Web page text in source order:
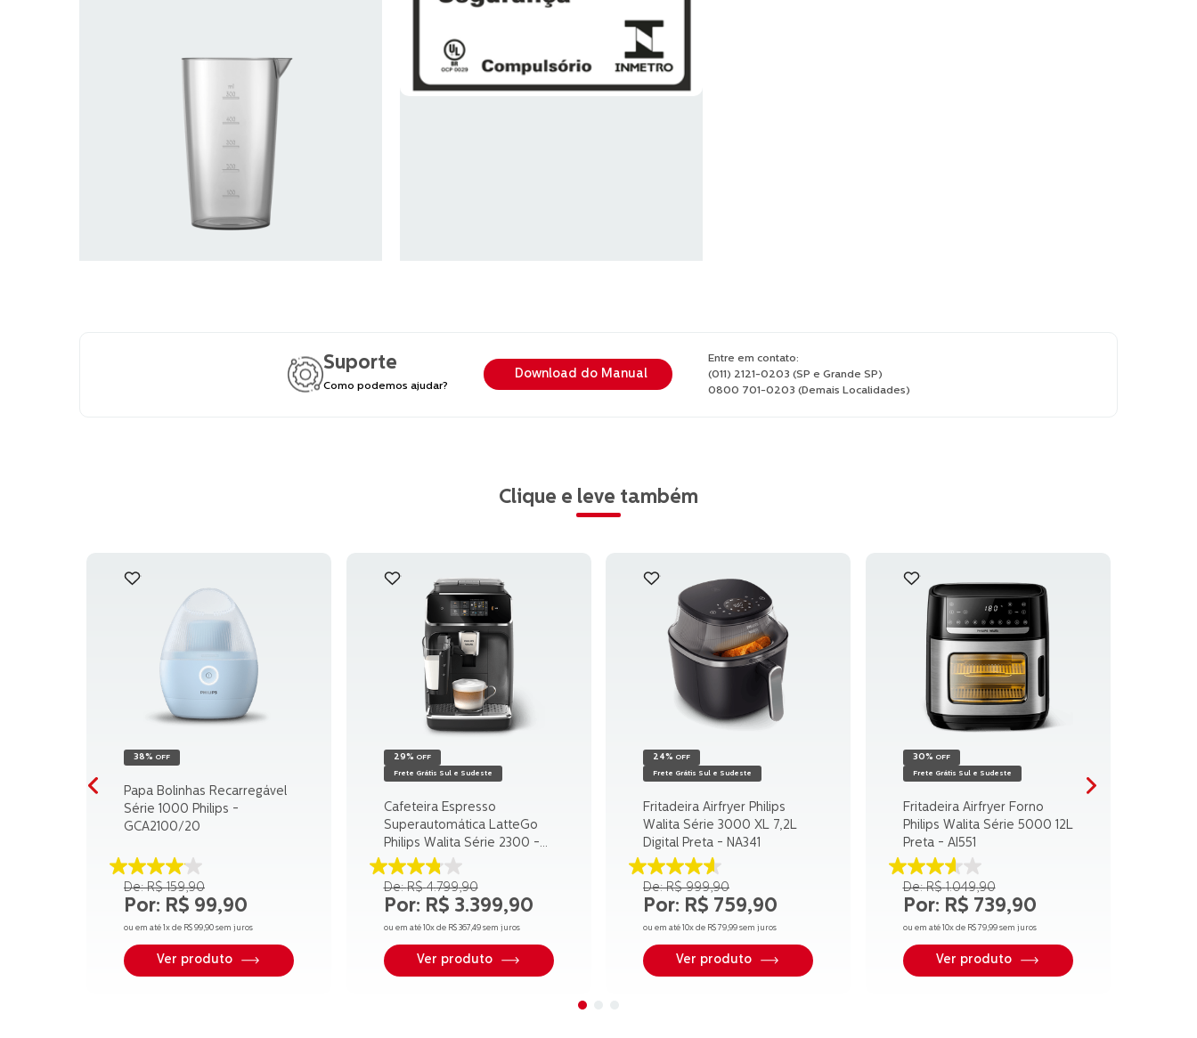
Suporte
Como podemos ajudar?
Download do Manual
Entre em contato:
(011) 2121-0203 (SP e Grande SP)
0800 701-0203 (Demais Localidades)
Clique e leve também
38% OFF
Papa Bolinhas Recarregável
Série 1000 Philips -
GCA2100/20
4.1
de
5
estrelas.
avaliações
R$ 159,90
R$ 99,90
ou em até1x de R$ 99,90 sem juros
Ver produto
29% OFF
Frete Grátis Sul e Sudeste
Cafeteira Espresso
Superautomática LatteGo
Philips Walita Série 2300 -
EP2330
3.8
de
5
estrelas.
avaliações
R$ 4.799,90
R$ 3.399,90
ou em até 10x de R$ 367,49sem juros
Ver produto
24% OFF
Frete Grátis Sul e Sudeste
Fritadeira Airfryer Philips
Walita Série 3000 XL 7,2L
Digital Preta - NA341
4.6
de
5
estrelas.
avaliações
R$ 999,90
R$ 759,90
ou em até10x de R$ 79,99 sem juros
Ver produto
30% OFF
Frete Grátis Sul e Sudeste
Fritadeira Airfryer Forno
Philips Walita Série 5000 12L
Preta - AI551
3.6
de
5
estrelas.
avaliações
R$ 1.049,90
R$ 739,90
ou em até 10x de R$ 79,99sem juros
Ver produto